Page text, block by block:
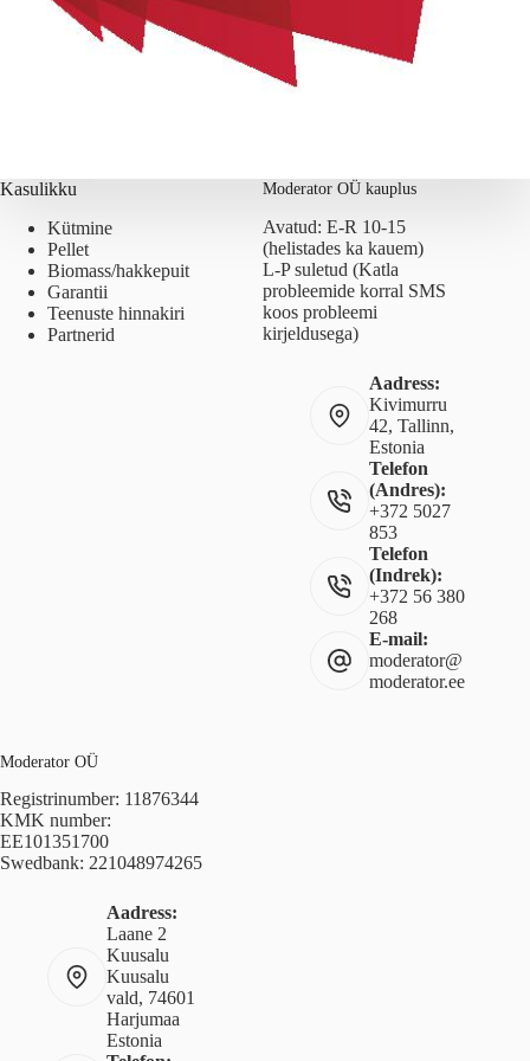
Kasulikku
Kütmine
Pellet
Biomass/hakkepuit
Garantii
Teenuste hinnakiri
Partnerid
Moderator OÜ kauplus
Avatud: E-R 10-15
(helistades ka kauem)
L-P suletud (Katla
probleemide korral SMS
koos probleemi
kirjeldusega)
Aadress:
Kivimurru
42, Tallinn,
Estonia
Telefon
(Andres):
+372 5027
853
Telefon
(Indrek):
+372 56 380
268
E-mail:
moderator@
moderator.ee
Moderator OÜ
Registrinumber: 11876344
KMK number:
EE101351700
Swedbank: 221048974265
Aadress:
Laane 2
Kuusalu
Kuusalu
vald, 74601
Harjumaa
Estonia